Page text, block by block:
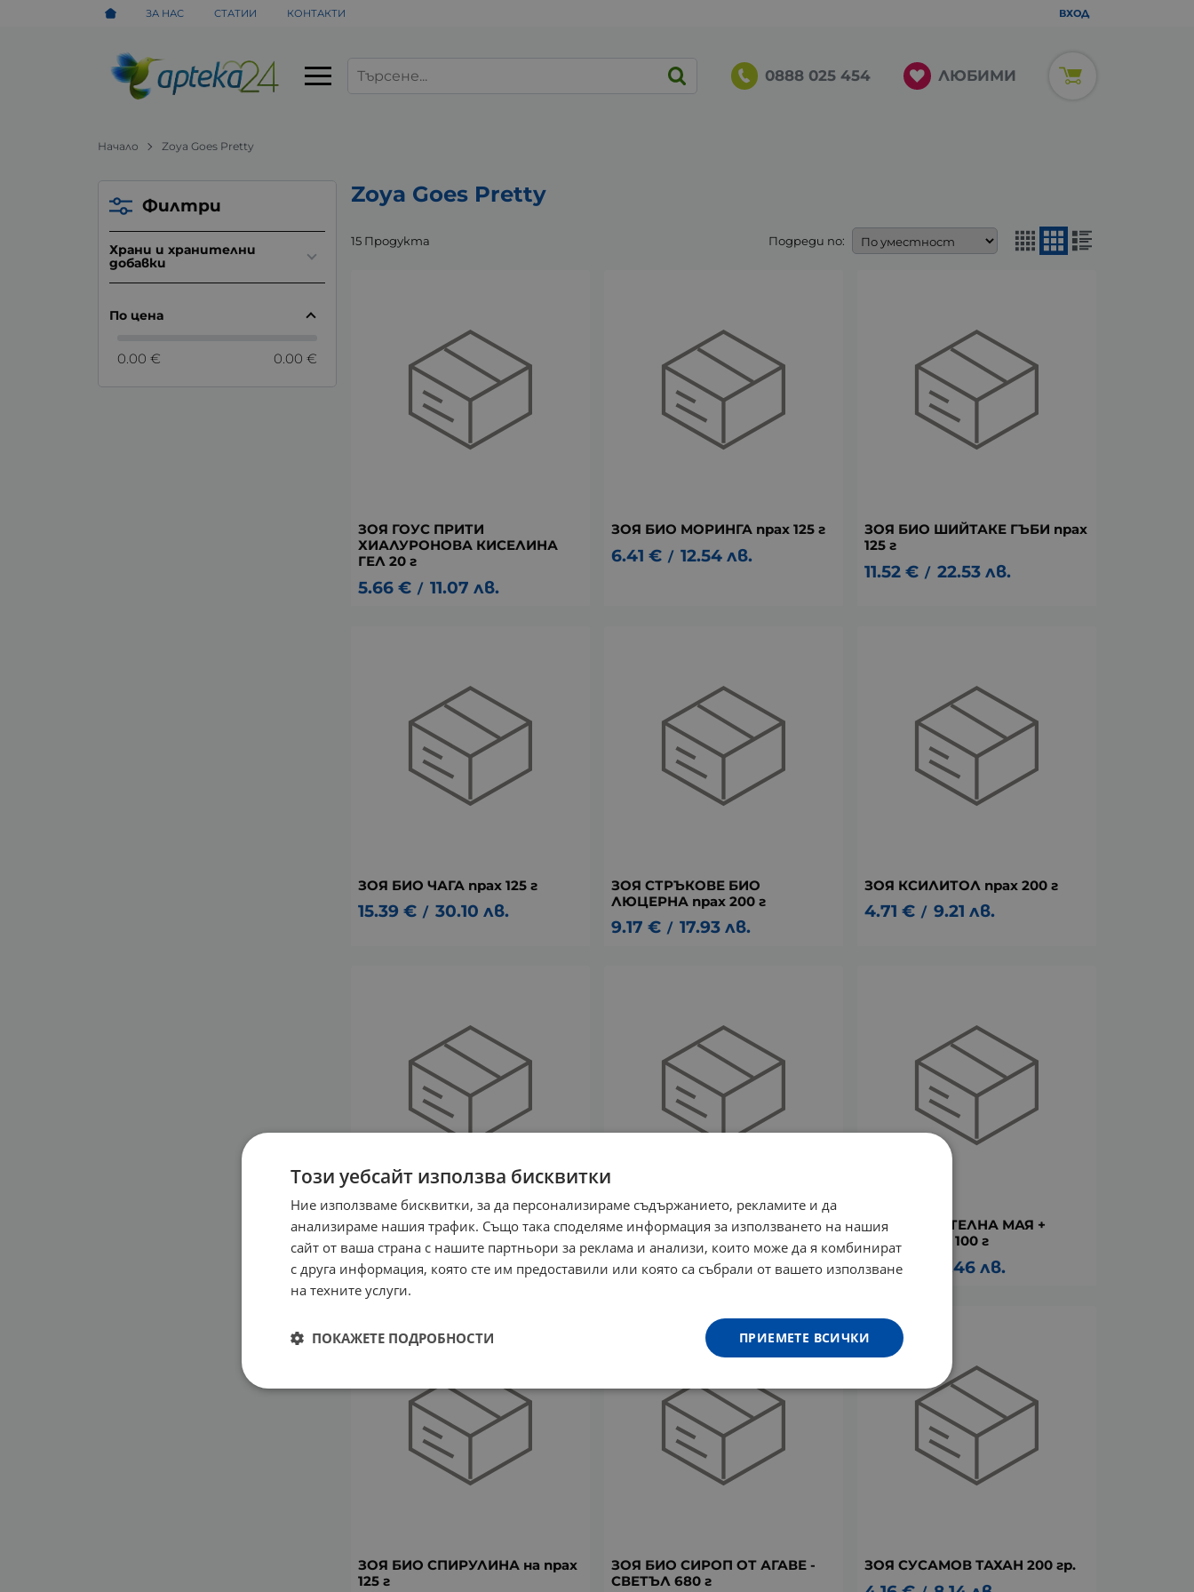
ЗА НАС СТАТИИ КОНТАКТИ ВХОД
0888 025 454 ЛЮБИМИ
Начало Zoya Goes Pretty
Zoya Goes Pretty
15 Продукта Подреди по:
ЗОЯ ГОУС ПРИТИ
ХИАЛУРОНОВА КИСЕЛИНА
ГЕЛ 20 г
5.66 € / 11.07 лв.
ЗОЯ БИО МОРИНГА прах 125 г
6.41 € / 12.54 лв.
ЗОЯ БИО ШИЙТАКЕ ГЪБИ прах
125 г
11.52 € / 22.53 лв.
ЗОЯ БИО ЧАГА прах 125 г
15.39 € / 30.10 лв.
ЗОЯ СТРЪКОВЕ БИО
ЛЮЦЕРНА прах 200 г
9.17 € / 17.93 лв.
ЗОЯ КСИЛИТОЛ прах 200 г
4.71 € / 9.21 лв.
ЗОЯ БИО КОТЕШКИ НОКЪТ
11.78 € / 23.04 лв.
ЗОЯ БИО ИНДИЙСКИ
9.82 € / 19.21 лв.
ЗОЯ ХРАНИТЕЛНА МАЯ +
ВИТАМИН D 100 г
5.86 11.46 лв.
ЗОЯ БИО СПИРУЛИНА на прах
125 г
ЗОЯ БИО СИРОП ОТ АГАВЕ -
СВЕТЪЛ 680 г
ЗОЯ СУСАМОВ ТАХАН 200 гр.
Филтри
Храни и хранителни
добавки
По цена
0.00 € 0.00 €
Този уебсайт използва бисквитки
Ние използваме бисквитки, за да персонализираме съдържанието, рекламите и да
анализираме нашия трафик. Също така споделяме информация за използването на нашия
сайт от ваша страна с нашите партньори за реклама и анализи, които може да я комбинират
с друга информация, която сте им предоставили или която са събрали от вашето използване
на техните услуги.
ПРИЕМЕТЕ ВСИЧКИ
ПОКАЖЕТЕ ПОДРОБНОСТИ